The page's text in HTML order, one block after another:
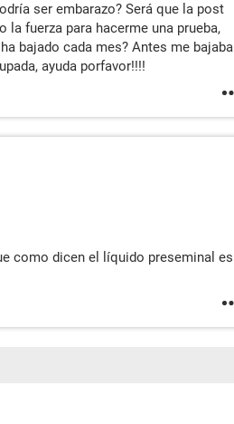
ser embarazo? Será que la post
la fuerza para hacerme una prueba,
bajado cada mes? Antes me bajaba
ayuda porfavor!!!!
como dicen el líquido preseminal es